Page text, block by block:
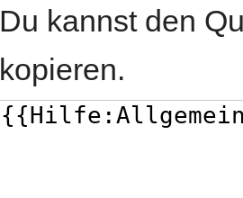
Du kannst den
kopieren.